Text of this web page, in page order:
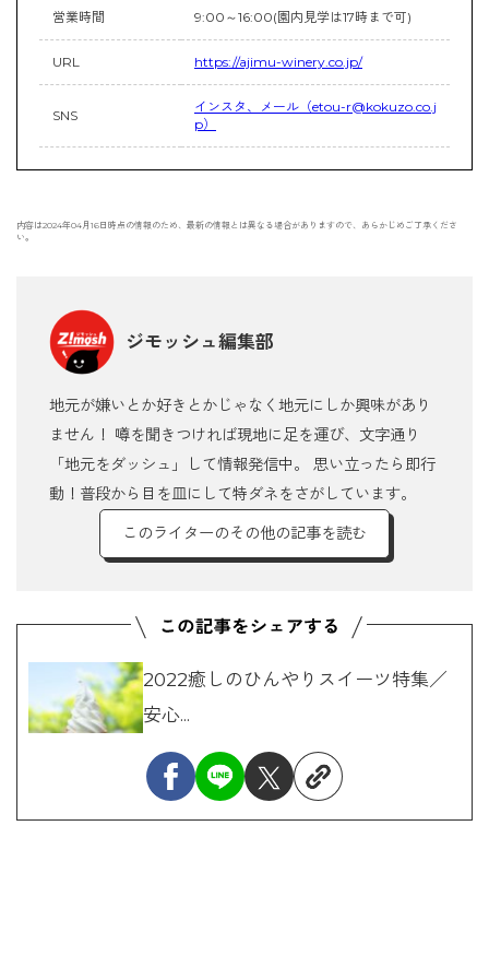
営業時間 9:00～16:00(園内見学は17時まで可)
URL https://ajimu-winery.co.jp/
SNS
インスタ、メール（etou-r@kokuzo.co.j
p）
内容は2024年04月16日時点の情報のため、最新の情報とは異なる場合がありますので、あらかじめご了承くださ
い。
ジモッシュ編集部
地元が嫌いとか好きとかじゃなく地元にしか興味があり
ません！ 噂を聞きつければ現地に足を運び、文字通り
「地元をダッシュ」して情報発信中。 思い立ったら即行
動！普段から目を皿にして特ダネをさがしています。
このライターのその他の記事を読む
2022癒しのひんやりスイーツ特集／
安心...